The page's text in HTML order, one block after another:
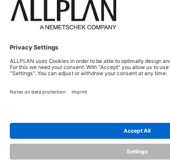
Fehler!
Bitte melden Sie sich an, um
zu können.
© ALLPLAN Schweiz AG ALLPLAN ist